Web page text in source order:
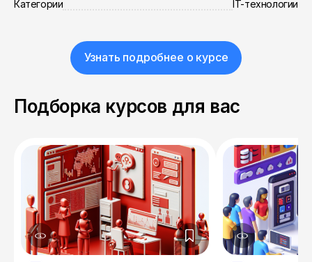
Категории
IT-технологии
Узнать подробнее о курсе
Подборка курсов для вас